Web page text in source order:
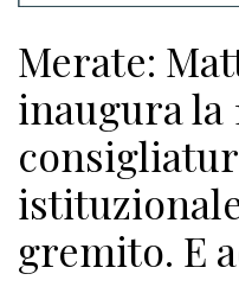
Associazioni
Meteo
CONTATTI
La
Merate:
inaugura la
gremito. E